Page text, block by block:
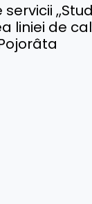
liniei de